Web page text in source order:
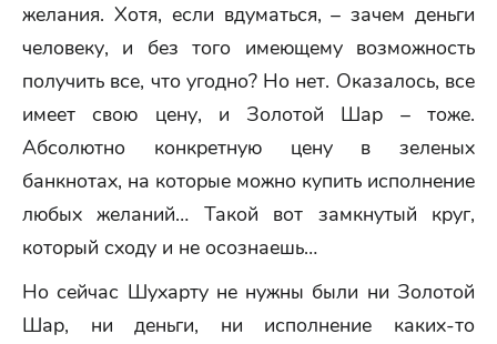
желания. Хотя, если вдуматься, – зачем деньги
человеку, и без того имеющему возможность
получить все, что угодно? Но нет. Оказалось, все
имеет свою цену, и Золотой Шар – тоже.
Абсолютно конкретную цену в зеленых
банкнотах, на которые можно купить исполнение
любых желаний… Такой вот замкнутый круг,
который сходу и не осознаешь…
Но сейчас Шухарту не нужны были ни Золотой
Шар, ни деньги, ни исполнение каких-то